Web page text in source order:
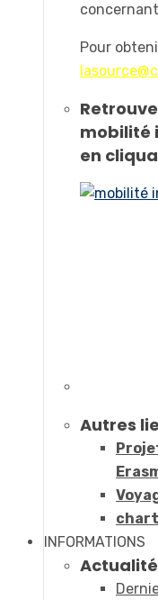
Pour
mobilité
en
Autres
INFORMATIONS
Actualité